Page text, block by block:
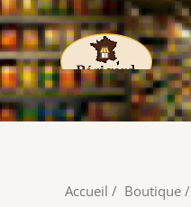
Accueil / Boutique /